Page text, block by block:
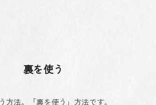
裏を使う
方法。「裏を使う」方法です。